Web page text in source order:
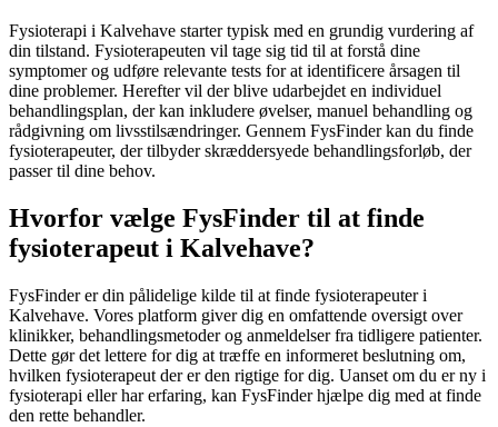
Fysioterapi i Kalvehave starter typisk med en grundig vurdering af
din tilstand. Fysioterapeuten vil tage sig tid til at forstå dine
symptomer og udføre relevante tests for at identificere årsagen til
dine problemer. Herefter vil der blive udarbejdet en individuel
behandlingsplan, der kan inkludere øvelser, manuel behandling og
rådgivning om livsstilsændringer. Gennem FysFinder kan du finde
fysioterapeuter, der tilbyder skræddersyede behandlingsforløb, der
passer til dine behov.
Hvorfor vælge FysFinder til at finde
fysioterapeut i Kalvehave?
FysFinder er din pålidelige kilde til at finde fysioterapeuter i
Kalvehave. Vores platform giver dig en omfattende oversigt over
klinikker, behandlingsmetoder og anmeldelser fra tidligere patienter.
Dette gør det lettere for dig at træffe en informeret beslutning om,
hvilken fysioterapeut der er den rigtige for dig. Uanset om du er ny i
fysioterapi eller har erfaring, kan FysFinder hjælpe dig med at finde
den rette behandler.